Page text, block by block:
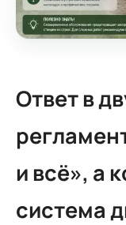
Ответ в
и всё», а
система